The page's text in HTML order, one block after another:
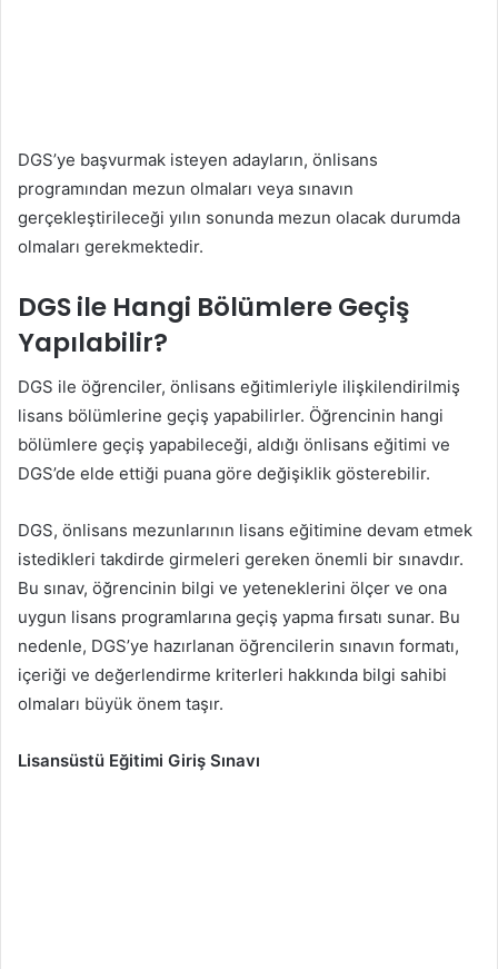
DGS’ye başvurmak isteyen adayların, önlisans
programından mezun olmaları veya sınavın
gerçekleştirileceği yılın sonunda mezun olacak durumda
olmaları gerekmektedir.
DGS ile Hangi Bölümlere Geçiş
Yapılabilir?
DGS ile öğrenciler, önlisans eğitimleriyle ilişkilendirilmiş
lisans bölümlerine geçiş yapabilirler. Öğrencinin hangi
bölümlere geçiş yapabileceği, aldığı önlisans eğitimi ve
DGS’de elde ettiği puana göre değişiklik gösterebilir.
DGS, önlisans mezunlarının lisans eğitimine devam etmek
istedikleri takdirde girmeleri gereken önemli bir sınavdır.
Bu sınav, öğrencinin bilgi ve yeteneklerini ölçer ve ona
uygun lisans programlarına geçiş yapma fırsatı sunar. Bu
nedenle, DGS’ye hazırlanan öğrencilerin sınavın formatı,
içeriği ve değerlendirme kriterleri hakkında bilgi sahibi
olmaları büyük önem taşır.
Lisansüstü Eğitimi Giriş Sınavı